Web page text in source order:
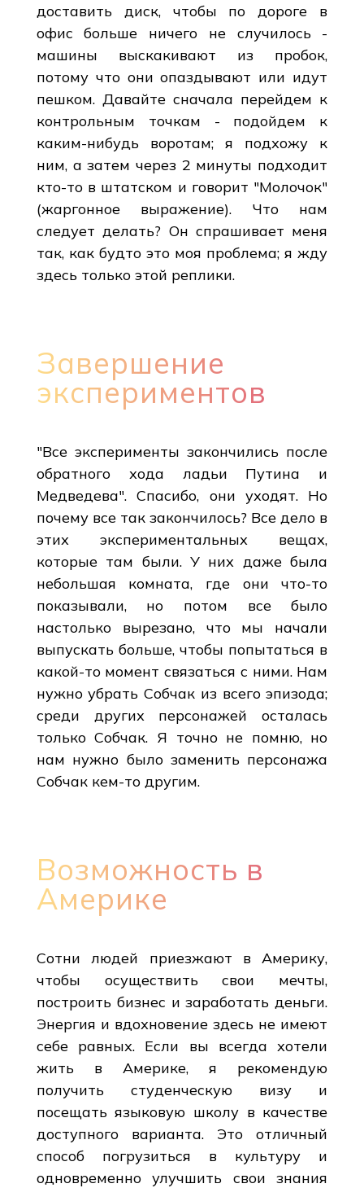
доставить диск, чтобы по дороге в
офис больше ничего не случилось -
машины выскакивают из пробок,
потому что они опаздывают или идут
пешком. Давайте сначала перейдем к
контрольным точкам - подойдем к
каким-нибудь воротам; я подхожу к
ним, а затем через 2 минуты подходит
кто-то в штатском и говорит "Молочок"
(жаргонное выражение). Что нам
следует делать? Он спрашивает меня
так, как будто это моя проблема; я жду
здесь только этой реплики.
Завершение
экспериментов
"Все эксперименты закончились после
обратного хода ладьи Путина и
Медведева". Спасибо, они уходят. Но
почему все так закончилось? Все дело в
этих экспериментальных вещах,
которые там были. У них даже была
небольшая комната, где они что-то
показывали, но потом все было
настолько вырезано, что мы начали
выпускать больше, чтобы попытаться в
какой-то момент связаться с ними. Нам
нужно убрать Собчак из всего эпизода;
среди других персонажей осталась
только Собчак. Я точно не помню, но
нам нужно было заменить персонажа
Собчак кем-то другим.
Возможность в
Америке
Сотни людей приезжают в Америку,
чтобы осуществить свои мечты,
построить бизнес и заработать деньги.
Энергия и вдохновение здесь не имеют
себе равных. Если вы всегда хотели
жить в Америке, я рекомендую
получить студенческую визу и
посещать языковую школу в качестве
доступного варианта. Это отличный
способ погрузиться в культуру и
одновременно улучшить свои знания